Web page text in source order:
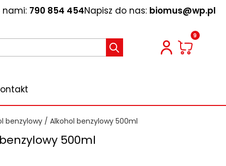
nami: 790 854 454Napisz do nas: biomus@wp.pl
9
benzylowy / Alkohol benzylowy 500ml
500ml